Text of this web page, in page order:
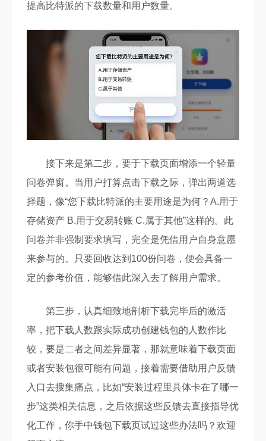
提高比特派的下载数量和用户数量。
接下来是第二步，要于下载页面增添一个轻量
问卷弹窗。当用户打算点击下载之际，弹出两道选
择题，像“您下载比特派的主要用途是为何？A.用于
存储资产 B.用于交易转账 C.属于其他”这样的。此
问卷并非强制要求填写，完全是凭借用户自身意愿
来参与的。只要回收达到100份问卷，便会具备一
定的参考价值，能够借此深入去了解用户需求。
第三步，认真细致地剖析下载完毕后的激活
率，把下载人数跟实际成功创建钱包的人数作比
较，要是二者之间差异显著，那就意味着下载页面
或者安装包很可能有问题，接着需要借助用户反馈
入口去搜集痛点，比如“安装过程里具体卡在了哪一
步”这类相关信息，之后依据这些反馈去直接指导优
化工作，你手中钱包下载页试过这些办法吗？欢迎